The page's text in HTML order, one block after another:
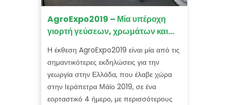
AgroExpo2019 – Μία υπέροχη
γιορτή γεύσεων, χρωμάτων και
ποικιλίες τομάτας, καρπουζιού και
πεπονιού.
Η έκθεση AgroExpo2019 είναι μία από τις
σημαντικότερες εκδηλώσεις για την
γεωργία στην Ελλάδα, που έλαβε χώρα
στην Ιεράπετρα Μάϊο 2019, σε ένα
εορταστικό 4 ήμερο, με περισσότερους